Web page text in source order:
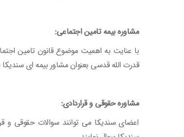
مشاوره بیمه تامین اجتماعی:
با عنایت به اهمیت موضوع قانون تامین
قدرت الله قدسی بعنوان مشاور بیمه ای
مشاوره حقوقی و قراردادی:
اعضای سندیکا می توانند سوالات حقوقی و